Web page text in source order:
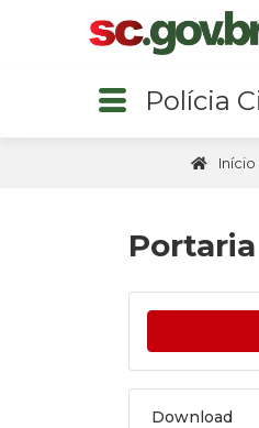
Polícia
Início
Download